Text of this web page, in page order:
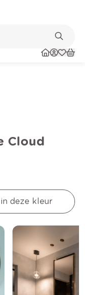
Cloud
deze kleur